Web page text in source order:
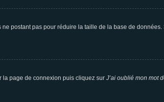
postant pas pour réduire la taille de la base de données.
la page de connexion puis cliquez sur J’ai oublié mon mot